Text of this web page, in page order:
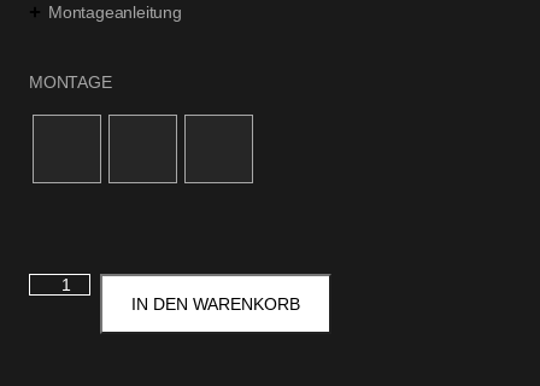
Montageanleitung
MONTAGE
IN DEN WARENKORB